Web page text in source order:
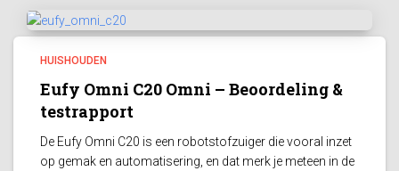
HUISHOUDEN
Eufy Omni C20 Omni – Beoordeling &
testrapport
De Eufy Omni C20 is een robotstofzuiger die vooral inzet
op gemak en automatisering, en dat merk je meteen in de